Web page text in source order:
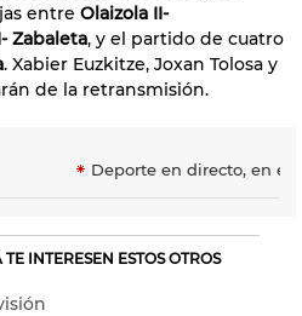
entre Olaizola II-
Zabaleta, y el partido de cuatro
. Xabier Euzkitze, Joxan Tolosa y
de la retransmisión.
Deporte en directo, en
INTERESEN ESTOS OTROS